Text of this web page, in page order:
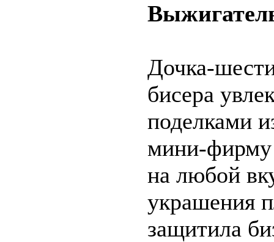
Дочка-
бисера
поделками
мини-фирму
на любой
украшения
защитила